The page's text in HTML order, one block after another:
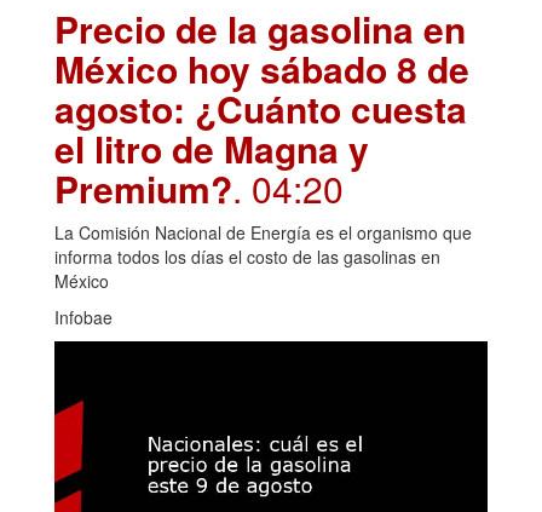
Precio de la gasolina en
México hoy sábado 8 de
agosto: ¿Cuánto cuesta
el litro de Magna y
Premium?. 04:20
La Comisión Nacional de Energía es el organismo que
informa todos los días el costo de las gasolinas en
México
Infobae